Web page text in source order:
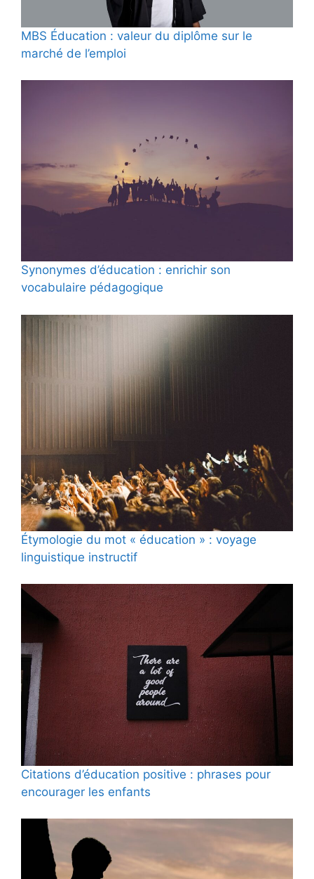
MBS Éducation : valeur du diplôme sur le
marché de l’emploi
Synonymes d’éducation : enrichir son
vocabulaire pédagogique
Étymologie du mot « éducation » : voyage
linguistique instructif
Citations d’éducation positive : phrases pour
encourager les enfants